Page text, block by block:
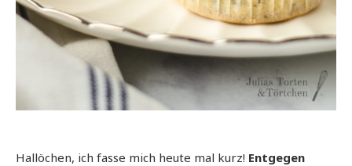
Hallöchen, ich fasse mich heute mal kurz! Entgegen